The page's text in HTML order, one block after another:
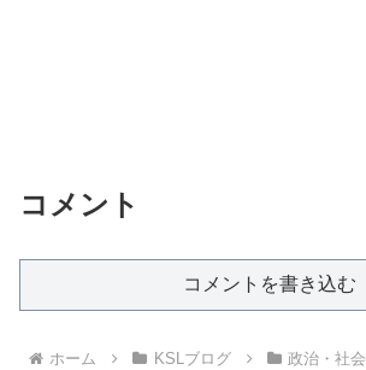
コメント
コメントを書き込む
ホーム KSLブログ 政治・社会